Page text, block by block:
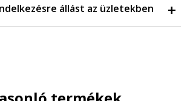
állást az üzletekben